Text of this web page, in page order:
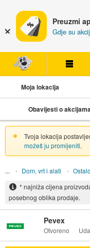
Preuzmi
Gdje su
Moja lokacija
Obavijesti o
Tvoja lokacija
možeš ju promijeniti.
Dom, vrt i alati
* najniža cijena
posebnog oblika prodaje.
Pevex
Otvoreno